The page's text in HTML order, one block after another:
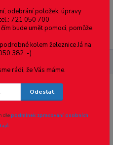
Menu
kolej, pravá
odebrání položek, úpravy
721 050 700
bude umět pomoci, pomůže.
kolem železnice Já na
382 :-)
rádi, že Vás máme.
Odeslat
dlepodmínek zpracování osobních
.